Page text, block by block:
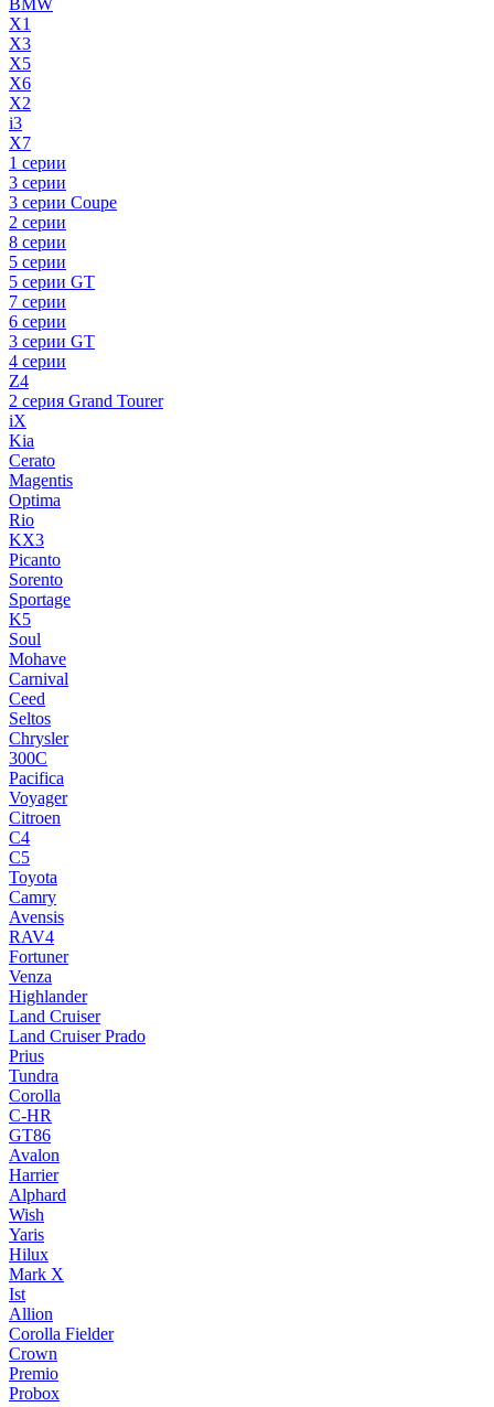
BMW
X1
X3
X5
X6
X2
i3
X7
1 серии
3 серии
3 серии Coupe
2 серии
8 серии
5 серии
5 серии GT
7 серии
6 серии
3 серии GT
4 серии
Z4
2 серия Grand Tourer
iX
Kia
Cerato
Magentis
Optima
Rio
KX3
Picanto
Sorento
Sportage
K5
Soul
Mohave
Carnival
Ceed
Seltos
Chrysler
300C
Pacifica
Voyager
Citroen
C4
C5
Toyota
Camry
Avensis
RAV4
Fortuner
Venza
Highlander
Land Cruiser
Land Cruiser Prado
Prius
Tundra
Corolla
C-HR
GT86
Avalon
Harrier
Alphard
Wish
Yaris
Hilux
Mark X
Ist
Allion
Corolla Fielder
Crown
Premio
Probox